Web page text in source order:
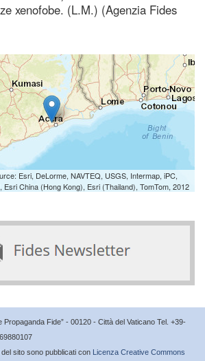
xenofobe. (L.M.) (Agenzia Fides
Esri, DeLorme, NAVTEQ, USGS, Intermap, iPC,
China (Hong Kong), Esri (Thailand), TomTom, 2012
Propaganda Fide” - 00120 - Città del Vaticano Tel. +39-
sito sono pubblicati con Licenza Creative Commons